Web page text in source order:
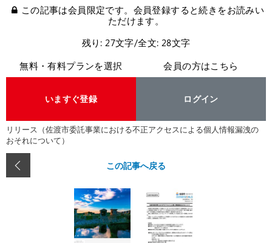
この記事は会員限定です。会員登録すると続きをお読みい
ただけます。
残り: 27文字/全文: 28文字
無料・有料プランを選択
いますぐ登録
会員の方はこちら
ログイン
リリース（佐渡市委託事業における不正アクセスによる個人情報漏洩の
おそれについて）
この記事へ戻る